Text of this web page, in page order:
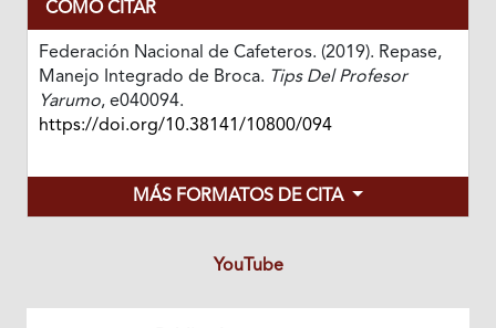
CÓMO CITAR
Federación Nacional de Cafeteros. (2019). Repase,
Manejo Integrado de Broca. Tips Del Profesor
Yarumo, e040094.
https://doi.org/10.38141/10800/094
MÁS FORMATOS DE CITA
YouTube